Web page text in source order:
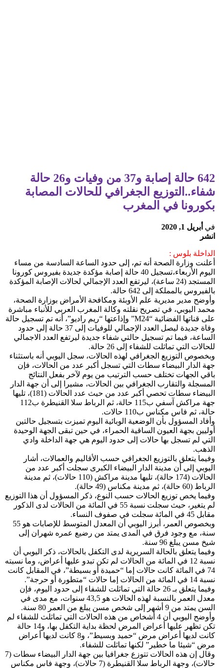
642 حالة إصابة و37 من وفيات و26 حالة
شفاء..التوزيع الجغرافي للحالات المصابة
بكورونا في المغرب
في أبريل 1, 2020
انشر
الداخلة بلوس :
أعلنت وزارة الصحة أنه تم، إلى حدود الساعة السادسة من مساء
اليوم الأربعاء،تسجيل 40 حالة إصابة مؤكدة جديدة بفيروس كورونا
المستجد (24 ساعة)، ليرتفع العدد الإجمالي لحالات الإصابة المؤكدة
بالفيروس بالمملكة إلى 642 حالة.
وأوضح مدير مديرية علم الأوبئة ومكافحة الأمراض بوزارة الصحة،
محمد اليوبي، في تصريح نقلته وكالة المغرب العربي للأنباء مباشرة
على قناتها الفضائية “M24” وإذاعتها “ريم راديو”، أنه تم تسجيل حالة
وفاة جديدة ليصل العدد الإجمالي للوفيات إلى 37 حالة إلى حدود
الساعة، فيما تم تسجيل حالتي شفاء جديدة ليرتفع العدد الاجمالي
للحالات التي تماثلت للشفاء إلى 26 حالة.
وبخصوص التوزيع الجغرافي لهذه الحالات، سجل اليوبي أنه باستثناء
جهة الدار البيضاء سطات التي تسجل أكبر عدد من الحالات، فإن
باقي الجهات تختلف حسب الترتيب من يوم لآخر بفعل النتائج
المسجلة والتقارب الجغرافي بين الحالات، مشيرا إلى أن جهة الدار
البيضاء سطات تحصي أكبر عدد من حيث عدد الحالات (181)، تليها
جهة مراكش آسفي ب115 حالة، ثم الرباط سلا القنيطرة ب112
حالة، ثم فاس مكناس ب110 حالات.
وأفاد المسؤول بأن الوضعية الوبائية اليوم تميزت بتسجيل حالتين
أوليين بجهة العيون الساقية الحمراء، في حين تبقى الجهة الوحيدة
التي لم تسجل بها حالات إلى حدود اليوم هي جهة الداخلة وادي
الذهب.
وفيما يتعلق بالتوزيع الجغرافي حسب الأقاليم والعمالات، أشار
اليوبي إلى أن مدينة الدار البيضاء الكبرى سجلت أكبر عدد من
الحالات (174 حالة)، تليها مدينة مراكش (110 حالات)، ثم مدينة
الرباط (60 حالة)، ثم مدينة مكناس (49 حالة).
وفيما يخص توزيع الحالات حسب النوع، ذكر المسؤول أن هذا التوزيع
لم يتغير، حيث سجلت نسبة 55 في المائة من الحالات لدى الذكور
مقابل 45 في المائة سجلت في صفوف النساء.
وبخصوص العمر، أبرز اليوبي أن المعدل المتوسط للإصابات هو 55
سنة، مع وجود فرق في المدى يمتد من رضيع عمره شهران إلى
شيخ مسن يبلغ 96 سنة.
وفيما يتعلق بالحالة السريرية لدى التكفل بالحالات، ذكر اليوبي أن
نسبة 12 في المائة من الحالات لم تكن تبدو عليها أعراض، وما نسبته
74 في المائة كانت حالات إما “حميدة أو بسيطة”، في المقابل كانت
نسبة 14 في المائة من الحالات إما حالات “متطورة أو حرجة”.
وفيما يتعلق بـ 26 حالة التي تماثلت للشفاء إلى حدود اليوم، فإن
معدل العمر بالنسبة لهذه الحالات هو 43,5 سنوات، مع مدى في
السن يمتد من 9 أشهر إلى شخص مسن يبلغ من العمر 80 سنة.
وأوضح اليوبي أن 4 أشخاص من هذه الحالات التي تماثلث للشفاء لم
تكن تظهر عليها أعراض المرض لحظة بداية التكفل بها، و14 حالة
كانت لديها أعراض مرض “حميد وبسيط”، و8 كانت لديها أعراض
مرض “شيئا ما خطير” لكنها تماثلت للشفاء.
وقال إن هذه الحالات تتوزع جغرافيا بين جهة الدار البيضاء سطات (7
حالات)، وجهة الرباط سلا القنيطرة (7 حالات)، وجهة فاس مكناس